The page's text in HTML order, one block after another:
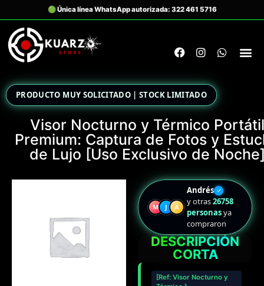
PRODUCTO MUY SOLICITADO | STOCK LIMITADO
Visor Nocturno y Térmico Portátil
Premium: Captura de Fotos y
de Lujo [Uso Exclusivo de
M J A
Andrés ✓
y otras26758
personasya
compraron
DESCRIPCIÓN
CORTA
[Ref: Visor Nocturno y